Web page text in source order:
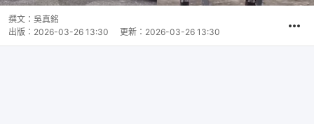
撰文： 吳真銘
出版： 2026-03-26 13:30 更新： 2026-03-26 13:30